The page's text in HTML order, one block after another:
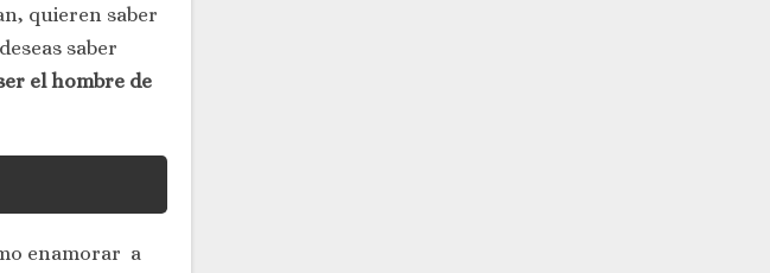
quieren saber
saber
el hombre de
enamorar a